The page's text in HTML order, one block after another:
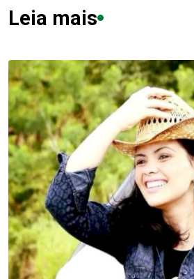
Leia mais